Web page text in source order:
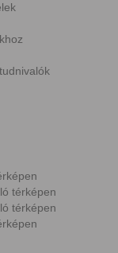
térképen
térképen